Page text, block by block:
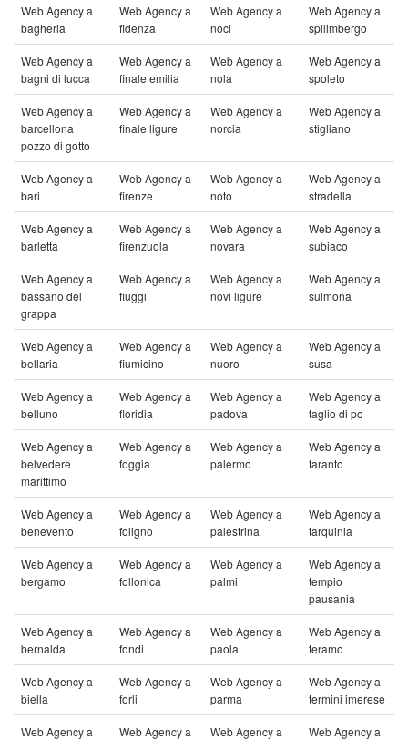
Web Agency a
bagheria
Web Agency a
fidenza
Web Agency a
noci
Web Agency a
spilimbergo
Web Agency a
bagni di lucca
Web Agency a
finale emilia
Web Agency a
nola
Web Agency a
spoleto
Web Agency a
barcellona
pozzo di gotto
Web Agency a
finale ligure
Web Agency a
norcia
Web Agency a
stigliano
Web Agency a
bari
Web Agency a
firenze
Web Agency a
noto
Web Agency a
stradella
Web Agency a
barletta
Web Agency a
firenzuola
Web Agency a
novara
Web Agency a
subiaco
Web Agency a
bassano del
grappa
Web Agency a
fiuggi
Web Agency a
novi ligure
Web Agency a
sulmona
Web Agency a
bellaria
Web Agency a
fiumicino
Web Agency a
nuoro
Web Agency a
susa
Web Agency a
belluno
Web Agency a
floridia
Web Agency a
padova
Web Agency a
taglio di po
Web Agency a
belvedere
marittimo
Web Agency a
foggia
Web Agency a
palermo
Web Agency a
taranto
Web Agency a
benevento
Web Agency a
foligno
Web Agency a
palestrina
Web Agency a
tarquinia
Web Agency a
bergamo
Web Agency a
follonica
Web Agency a
palmi
Web Agency a
tempio
pausania
Web Agency a
bernalda
Web Agency a
fondi
Web Agency a
paola
Web Agency a
teramo
Web Agency a
biella
Web Agency a
forli
Web Agency a
parma
Web Agency a
termini imerese
Web Agency a
Web Agency a
Web Agency a
Web Agency a